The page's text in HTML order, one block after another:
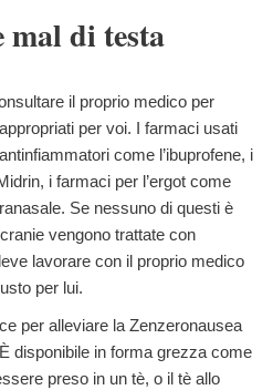
di testa
il proprio medico per
per voi. I farmaci usati
come l’ibuprofene, i
i farmaci per l’ergot come
Se nessuno di questi è
vengono trattate con
lavorare con il proprio medico
per lui.
per alleviare la Zenzeronausea
disponibile in forma grezza come
preso in un tè, o il tè allo